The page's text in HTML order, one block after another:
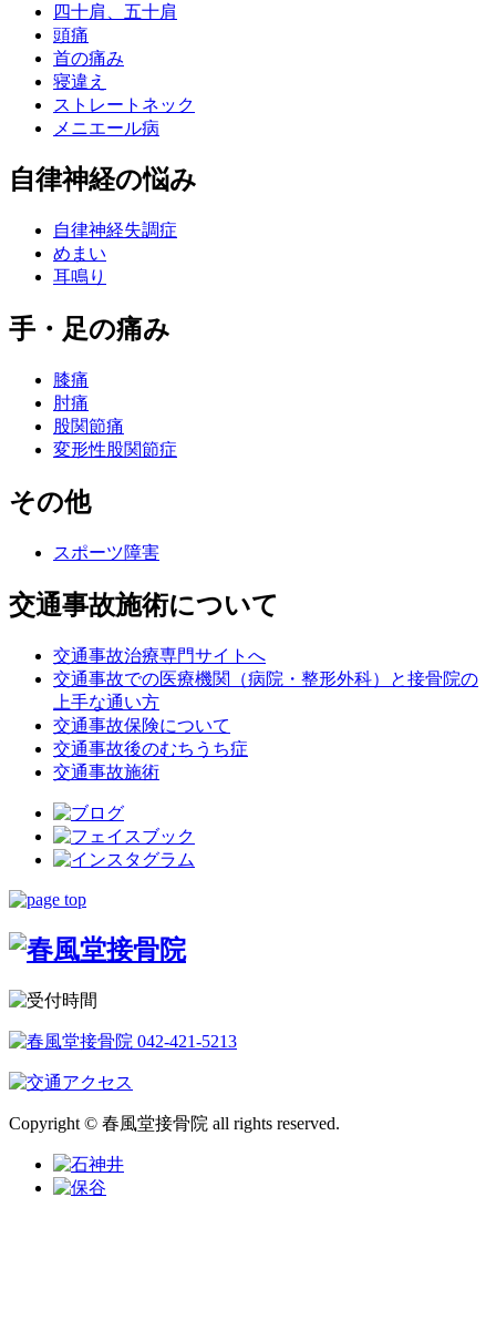
四十肩、五十肩
頭痛
首の痛み
寝違え
ストレートネック
メニエール病
自律神経の悩み
自律神経失調症
めまい
耳鳴り
手・足の痛み
膝痛
肘痛
股関節痛
変形性股関節症
その他
スポーツ障害
交通事故施術について
交通事故治療専門サイトへ
交通事故での医療機関（病院・整形外科）と接骨院の
上手な通い方
交通事故保険について
交通事故後のむちうち症
交通事故施術
Copyright © 春風堂接骨院 all rights reserved.